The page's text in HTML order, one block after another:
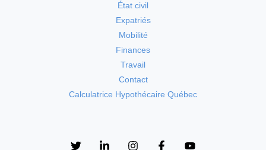
État civil
Expatriés
Mobilité
Finances
Travail
Contact
Calculatrice Hypothécaire Québec